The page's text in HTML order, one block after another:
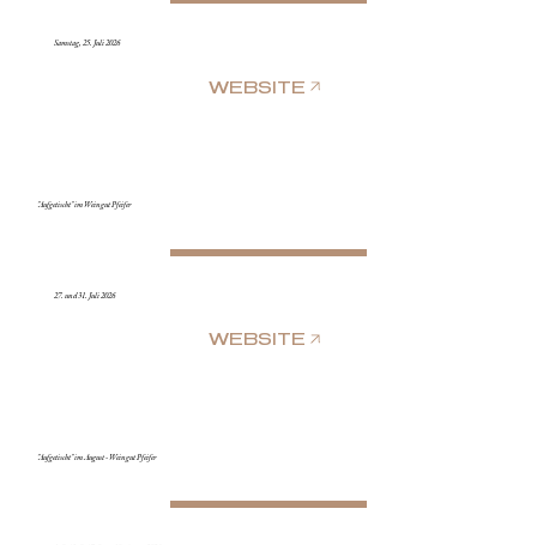
Samstag, 25. Juli 2026
WEBSITE
"Aufgetischt" im Weingut Pfeifer
27. und 31. Juli 2026
WEBSITE
"Aufgetischt" im August - Weingut Pfeifer